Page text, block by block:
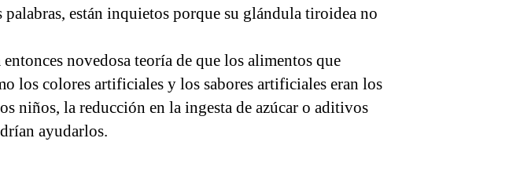
están inquietos porque su glándula tiroidea no
novedosa teoría de que los alimentos que
los colores artificiales y los sabores artificiales eran los
niños, la reducción en la ingesta de azúcar o aditivos
ayudarlos.